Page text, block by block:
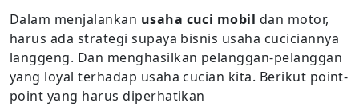
Dalam menjalankan usaha cuci mobil dan motor,
harus ada strategi supaya bisnis usaha cuciciannya
langgeng. Dan menghasilkan pelanggan-pelanggan
yang loyal terhadap usaha cucian kita. Berikut point-
point yang harus diperhatikan